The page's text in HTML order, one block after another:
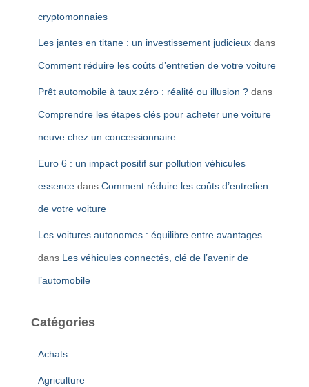
cryptomonnaies
Les jantes en titane : un investissement judicieux dans
Comment réduire les coûts d’entretien de votre voiture
Prêt automobile à taux zéro : réalité ou illusion ? dans
Comprendre les étapes clés pour acheter une voiture
neuve chez un concessionnaire
Euro 6 : un impact positif sur pollution véhicules
essence dans Comment réduire les coûts d’entretien
de votre voiture
Les voitures autonomes : équilibre entre avantages
dans Les véhicules connectés, clé de l’avenir de
l’automobile
Catégories
Achats
Agriculture